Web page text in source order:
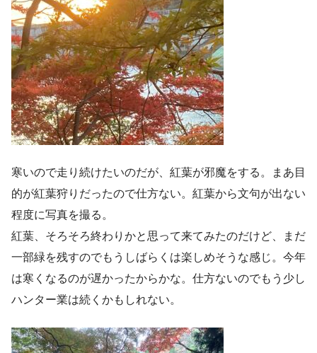
寒いので走り続けたいのだが、紅葉が邪魔をする。まあ目
的が紅葉狩りだったので仕方ない。紅葉から文句が出ない
程度に写真を撮る。
紅葉、そろそろ終わりかと思って来てみたのだけど、まだ
一部緑を残すのでもうしばらくは楽しめそうな感じ。今年
は寒くなるのが遅かったからかな。仕方ないのでもう少し
ハンター業は続くかもしれない。